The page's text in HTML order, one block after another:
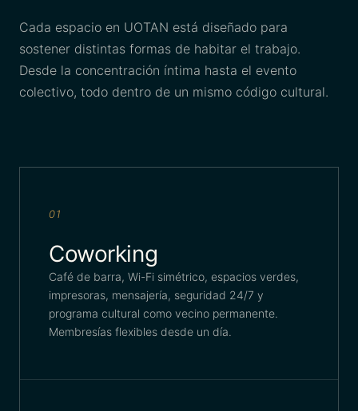
Cada espacio en UOTAN está diseñado para
sostener distintas formas de habitar el trabajo.
Desde la concentración íntima hasta el evento
colectivo, todo dentro de un mismo código cultural.
01
Coworking
Café de barra, Wi-Fi simétrico, espacios verdes,
impresoras, mensajería, seguridad 24/7 y
programa cultural como vecino permanente.
Membresías flexibles desde un día.